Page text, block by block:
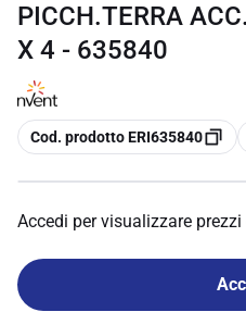
PICCH.TERRA
X 4 - 635840
copia
Cod. prodotto ERI635840
Accedi per visualizzare